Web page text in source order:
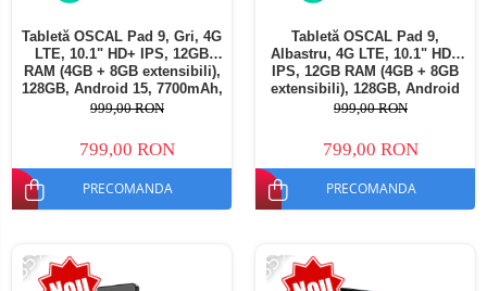
Tabletă OSCAL Pad 9, Gri, 4G
LTE, 10.1" HD+ IPS, 12GB
RAM (4GB + 8GB extensibili),
128GB, Android 15, 7700mAh,
Dual SIM
999,00 RON
799,00 RON
PRECOMANDA
Tabletă OSCAL Pad 9,
Albastru, 4G LTE, 10.1" HD+
IPS, 12GB RAM (4GB + 8GB
extensibili), 128GB, Android
15, 7700mAh, Dual SIM
999,00 RON
799,00 RON
PRECOMANDA
-35% -35%